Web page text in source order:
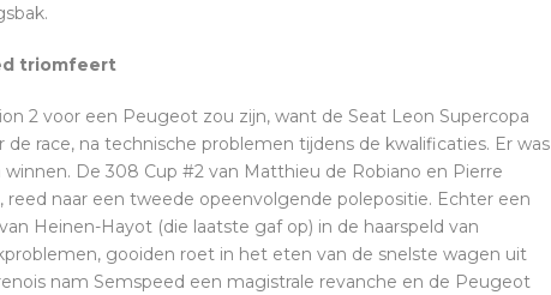
triomfeert
2 voor een Peugeot zou zijn, want de Seat Leon Supercopa
race, na technische problemen tijdens de kwalificaties. Er was
De 308 Cup #2 van Matthieu de Robiano en Pierre
reed naar een tweede opeenvolgende polepositie. Echter een
Heinen-Hayot (die laatste gaf op) in de haarspeld van
gooiden roet in het eten van de snelste wagen uit
nam Semspeed een magistrale revanche en de Peugeot